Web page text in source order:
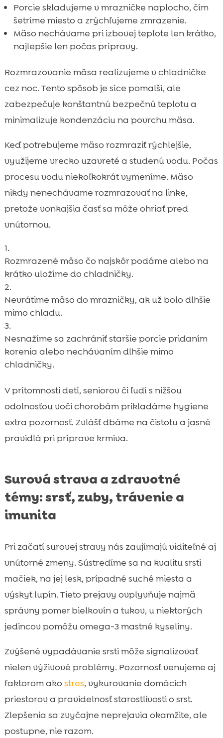
Porcie skladujeme v mrazničke naplocho, čím
šetríme miesto a zrýchľujeme zmrazenie.
Mäso nechávame pri izbovej teplote len krátko,
najlepšie len počas prípravy.
Rozmrazovanie mäsa realizujeme v chladničke
cez noc. Tento spôsob je síce pomalší, ale
zabezpečuje konštantnú bezpečnú teplotu a
minimalizuje kondenzáciu na povrchu mäsa.
Keď potrebujeme mäso rozmraziť rýchlejšie,
využijeme vrecko uzavreté a studenú vodu. Počas
procesu vodu niekoľkokrát vymeníme. Mäso
nikdy nenechávame rozmrazovať na linke,
pretože vonkajšia časť sa môže ohriať pred
vnútornou.
Rozmrazené mäso čo najskôr podáme alebo na
krátko uložíme do chladničky.
Nevrátime mäso do mrazničky, ak už bolo dlhšie
mimo chladu.
Nesnažíme sa zachrániť staršie porcie pridaním
korenia alebo nechávaním dlhšie mimo
chladničky.
V prítomnosti detí, seniorov či ľudí s nižšou
odolnosťou voči chorobám prikladáme hygiene
extra pozornosť. Zvlášť dbáme na čistotu a jasné
pravidlá pri príprave krmiva.
Surová strava a zdravotné
témy: srsť, zuby, trávenie a
imunita
Pri začatí surovej stravy nás zaujímajú viditeľné aj
vnútorné zmeny. Sústredíme sa na kvalitu srsti
mačiek, na jej lesk, prípadné suché miesta a
výskyt lupín. Tieto prejavy ovplyvňuje najmä
správny pomer bielkovín a tukov, u niektorých
jedincov pomôžu omega-3 mastné kyseliny.
Zvýšené vypadávanie srsti môže signalizovať
nielen výživové problémy. Pozornosť venujeme aj
faktorom ako stres, vykurovanie domácich
priestorov a pravidelnosť starostlivosti o srst.
Zlepšenia sa zvyčajne neprejavia okamžite, ale
postupne, nie razom.